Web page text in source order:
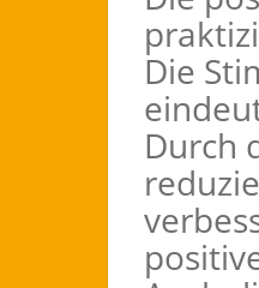
Die
Durch